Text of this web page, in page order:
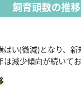
飼育頭数の推移
ばい(微減)となり、
減少傾向が続いてお